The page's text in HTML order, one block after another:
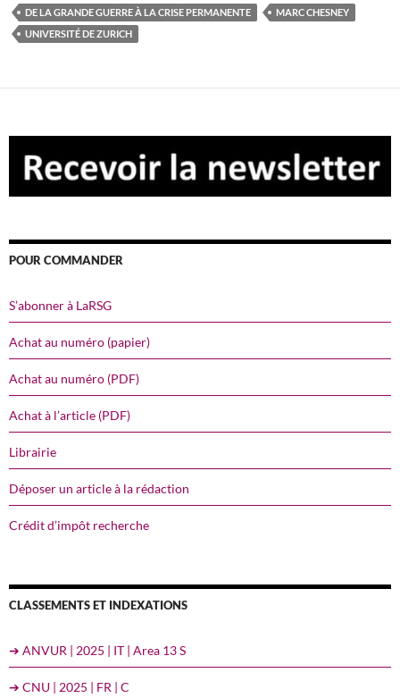
DE LA GRANDE GUERRE À LA CRISE PERMANENTE
MARC CHESNEY
UNIVERSITÉ DE ZURICH
POUR COMMANDER
S’abonner à LaRSG
Achat au numéro (papier)
Achat au numéro (PDF)
Achat à l’article (PDF)
Librairie
Déposer un article à la rédaction
Crédit d’impôt recherche
CLASSEMENTS ET INDEXATIONS
➔ ANVUR | 2025 | IT | Area 13 S
➔ CNU | 2025 | FR | C